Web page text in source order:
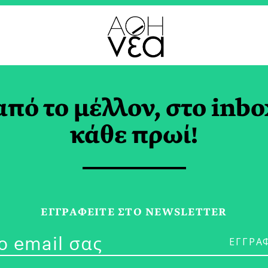
95
Παρουσίας
το μέλλον, στο
κάθε πρωί!
ΕΓΓPΑΦΕΙΤΕ ΣΤΟ NEWSLETTER